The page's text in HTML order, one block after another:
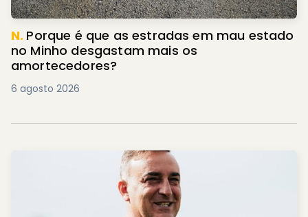
N. Porque é que as estradas em mau estado
no Minho desgastam mais os
amortecedores?
6 agosto 2026